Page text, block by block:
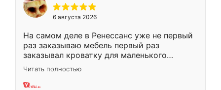
6 августа 2026
На самом деле в Ренессанс уже не первый
раз заказываю мебель первый раз
заказывал кроватку для маленького
ребёнка при его рождении ,во второй раз
заказал шкаф-купе. По качеству очень
хорошее сборка достаточно быстрая,
Читать полностью